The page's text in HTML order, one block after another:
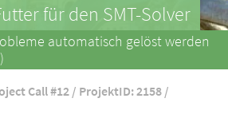
für den SMT-Solver
automatisch gelöst werden
Call #12 / ProjektID: 2158 /